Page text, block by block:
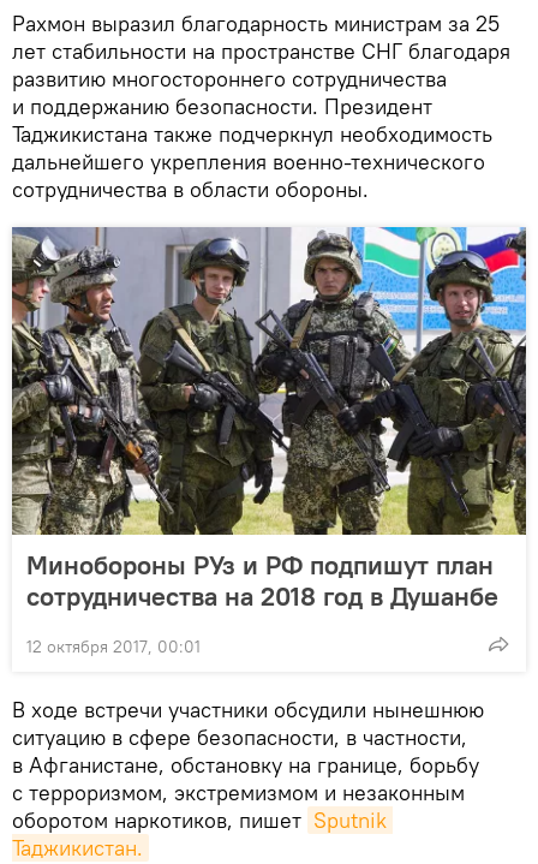
Рахмон выразил благодарность министрам за 25
лет стабильности на пространстве СНГ благодаря
развитию многостороннего сотрудничества
и поддержанию безопасности. Президент
Таджикистана также подчеркнул необходимость
дальнейшего укрепления военно-технического
сотрудничества в области обороны.
Минобороны РУз и РФ подпишут план
сотрудничества на 2018 год в Душанбе
12 октября 2017, 00:01
В ходе встречи участники обсудили нынешнюю
ситуацию в сфере безопасности, в частности,
в Афганистане, обстановку на границе, борьбу
с терроризмом, экстремизмом и незаконным
оборотом наркотиков, пишет Sputnik
Таджикистан.